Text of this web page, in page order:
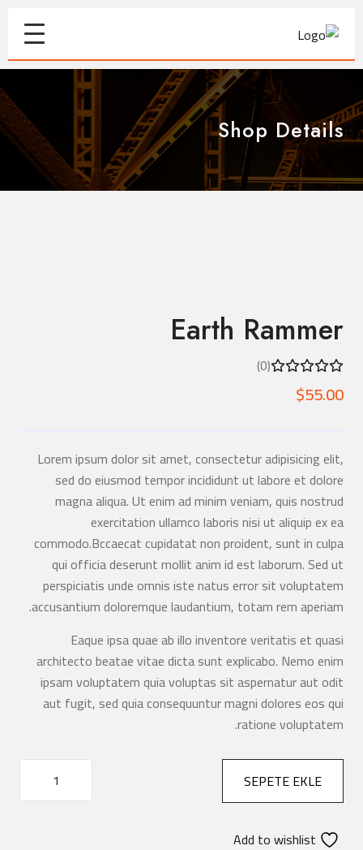
Shop Details
Earth Rammer
(0)
$55.00
Lorem ipsum dolor sit amet, consectetur adipisicing elit,
sed do eiusmod tempor incididunt ut labore et dolore
magna aliqua. Ut enim ad minim veniam, quis nostrud
exercitation ullamco laboris nisi ut aliquip ex ea
commodo.Bccaecat cupidatat non proident, sunt in culpa
qui officia deserunt mollit anim id est laborum. Sed ut
perspiciatis unde omnis iste natus error sit voluptatem
accusantium doloremque laudantium, totam rem aperiam.
Eaque ipsa quae ab illo inventore veritatis et quasi
architecto beatae vitae dicta sunt explicabo. Nemo enim
ipsam voluptatem quia voluptas sit aspernatur aut odit
aut fugit, sed quia consequuntur magni dolores eos qui
ratione voluptatem.
SEPETE EKLE
Add to wishlist